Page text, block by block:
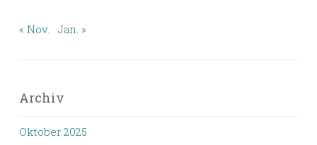
« Nov. Jan. »
Archiv
Oktober 2025